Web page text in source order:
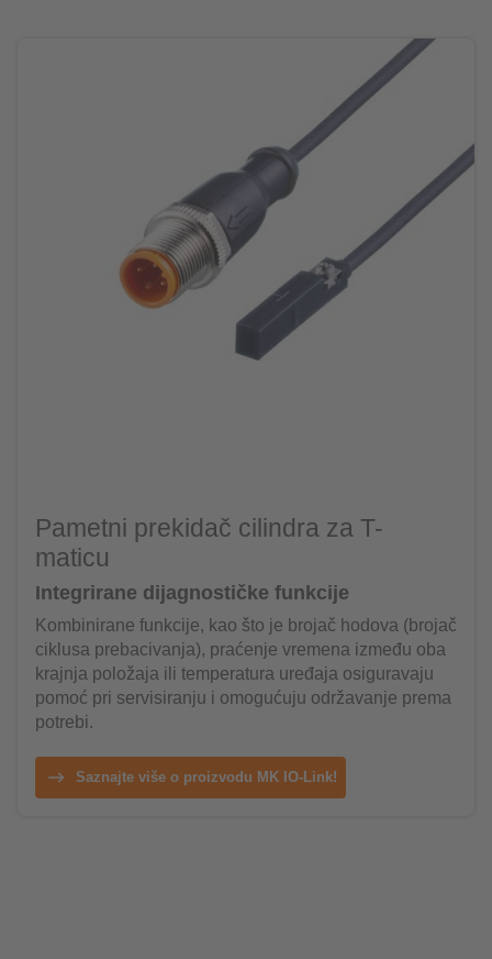
Pametni prekidač cilindra za T-
maticu
Integrirane dijagnostičke funkcije
Kombinirane funkcije, kao što je brojač hodova (brojač
ciklusa prebacivanja), praćenje vremena između oba
krajnja položaja ili temperatura uređaja osiguravaju
pomoć pri servisiranju i omogućuju održavanje prema
potrebi.
Saznajte više o proizvodu MK IO-Link!